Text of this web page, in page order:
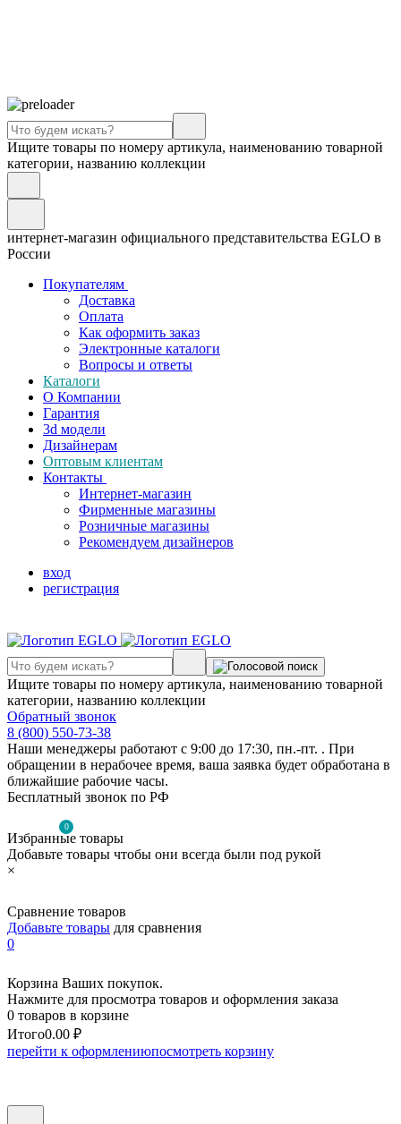
Ищите товары по номеру артикула, наименованию товарной
категории, названию коллекции
интернет-магазин официального представительства EGLO в
России
Покупателям
Доставка
Оплата
Как оформить заказ
Электронные каталоги
Вопросы и ответы
Каталоги
О Компании
Гарантия
3d модели
Дизайнерам
Оптовым клиентам
Контакты
Интернет-магазин
Фирменные магазины
Розничные магазины
Рекомендуем дизайнеров
вход
регистрация
Ищите товары по номеру артикула, наименованию товарной
категории, названию коллекции
Обратный звонок
8 (800) 550-73-38
Наши менеджеры работают с 9:00 до 17:30, пн.-пт. . При
обращении в нерабочее время, ваша заявка будет обработана в
ближайшие рабочие часы.
Бесплатный звонок по РФ
0
Избранные товары
Добавьте товары чтобы они всегда были под рукой
×
Сравнение товаров
Добавьте товары для сравнения
0
Корзина Ваших покупок.
Нажмите для просмотра товаров и оформления заказа
0 товаров в корзине
Итого0.00 ₽
перейти к оформлениюпосмотреть корзину